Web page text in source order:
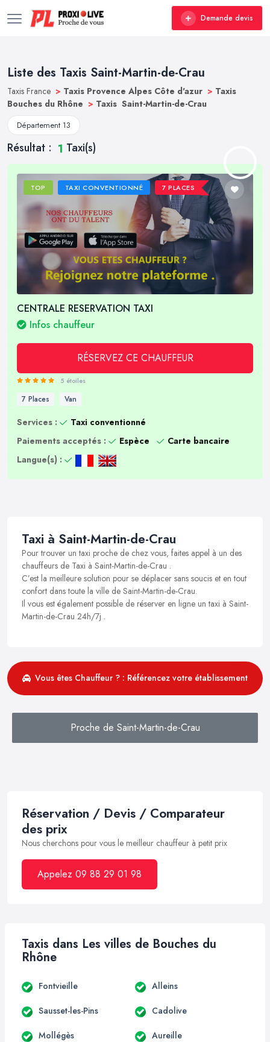
Demande devis
Liste des Taxis Saint-Martin-de-Crau
Taxis France > Taxis Provence Alpes Côte d'azur > Taxis
Bouches du Rhône > Taxis Saint-Martin-de-Crau
Département 13
Résultat : 1 Taxi(s)
TOP TAXI CONVENTIONNÉ 7 PLACES
CENTRALE RESERVATION TAXI
Infos chauffeur
RÉSERVEZ CE CHAUFFEUR
5 étoiles
7 Places Van
Services :
Taxi conventionné
Paiements acceptés :
Espèce
Carte bancaire
Langue(s) :
Taxi à Saint-Martin-de-Crau
Pour trouver un taxi proche de chez vous, faites appel à un des
chauffeurs de Taxi à Saint-Martin-de-Crau .
C’est la meilleure solution pour se déplacer sans soucis et en tout
confort dans toute la ville de Saint-Martin-de-Crau.
Il vous est également possible de réserver en ligne un taxi à Saint-
Martin-de-Crau 24h/7j .
Vous êtes Chauffeur ? : Référencez votre établissement
Proche de Saint-Martin-de-Crau
Réservation / Devis / Comparateur
des prix
Nous cherchons pour vous le meilleur chauffeur à petit prix
Appelez 09 88 29 01 98
Taxis dans Les villes de Bouches du
Rhône
Fontvieille Alleins
Sausset-les-Pins Cadolive
Mollégès Aureille